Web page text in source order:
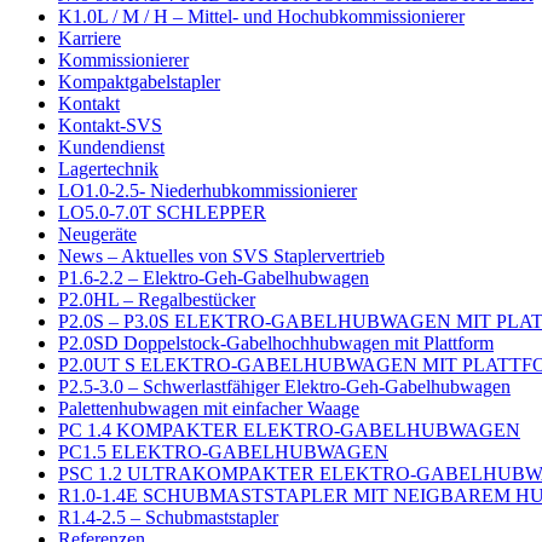
K1.0L / M / H – Mittel- und Hochubkommissionierer
Karriere
Kommissionierer
Kompaktgabelstapler
Kontakt
Kontakt-SVS
Kundendienst
Lagertechnik
LO1.0-2.5- Niederhubkommissionierer
LO5.0-7.0T SCHLEPPER
Neugeräte
News – Aktuelles von SVS Staplervertrieb
P1.6-2.2 – Elektro-Geh-Gabelhubwagen
P2.0HL – Regalbestücker
P2.0S – P3.0S ELEKTRO-GABELHUBWAGEN MIT
P2.0SD Doppelstock-Gabelhochhubwagen mit Plattform
P2.0UT S ELEKTRO-GABELHUBWAGEN MIT
P2.5-3.0 – Schwerlastfähiger Elektro-Geh-Gabelhubwagen
Palettenhubwagen mit einfacher Waage
PC 1.4 KOMPAKTER ELEKTRO-GABELHUBWAGEN
PC1.5 ELEKTRO-GABELHUBWAGEN
PSC 1.2 ULTRAKOMPAKTER ELEKTRO-
R1.0-1.4E SCHUBMASTSTAPLER MIT NEIGBAREM
R1.4-2.5 – Schubmaststapler